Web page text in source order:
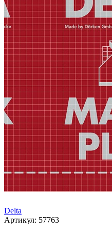
Delta
Артикул: 57763